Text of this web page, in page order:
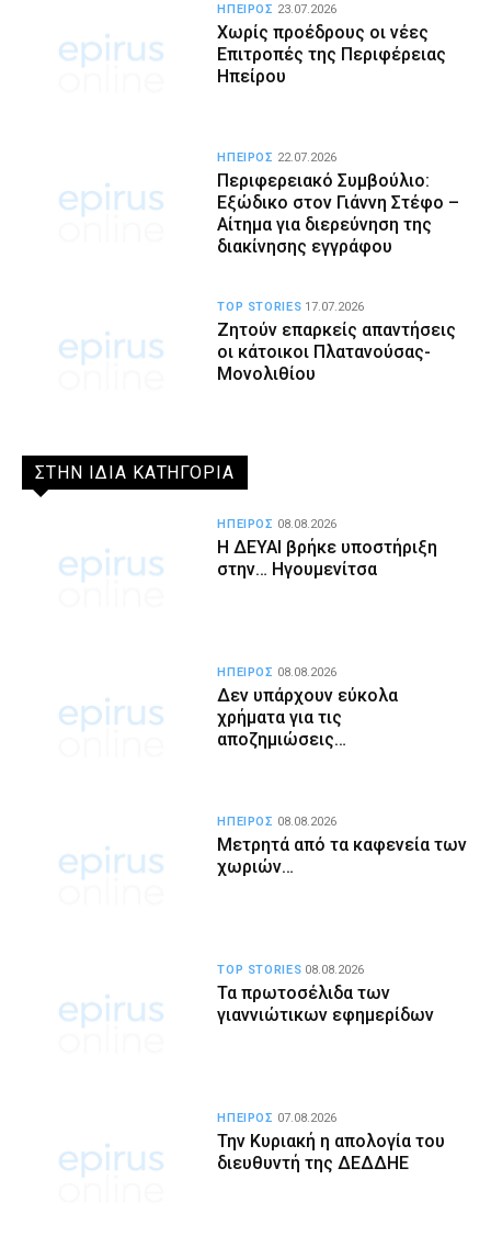
Χωρίς προέδρους οι νέες
Επιτροπές της Περιφέρειας
Ηπείρου
ΗΠΕΙΡΟΣ 23.07.2026
Περιφερειακό Συμβούλιο:
Εξώδικο στον Γιάννη Στέφο –
Αίτημα για διερεύνηση της
διακίνησης εγγράφου
ΗΠΕΙΡΟΣ 22.07.2026
Ζητούν επαρκείς απαντήσεις
οι κάτοικοι Πλατανούσας-
Μονολιθίου
TOP STORIES 17.07.2026
ΣΤΗΝ ΙΔΙΑ ΚΑΤΗΓΟΡΙΑ
Η ΔΕΥΑΙ βρήκε υποστήριξη
στην… Ηγουμενίτσα
ΗΠΕΙΡΟΣ 08.08.2026
Δεν υπάρχουν εύκολα
χρήματα για τις
αποζημιώσεις…
ΗΠΕΙΡΟΣ 08.08.2026
Μετρητά από τα καφενεία των
χωριών…
ΗΠΕΙΡΟΣ 08.08.2026
Τα πρωτοσέλιδα των
γιαννιώτικων εφημερίδων
TOP STORIES 08.08.2026
Την Κυριακή η απολογία του
διευθυντή της ΔΕΔΔΗΕ
ΗΠΕΙΡΟΣ 07.08.2026